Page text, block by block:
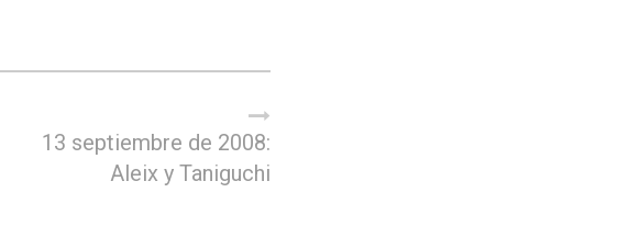
13 septiembre de 2008:
Aleix y Taniguchi